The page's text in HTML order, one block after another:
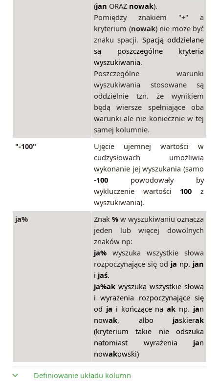
(jan ORAZ nowak).
Pomiędzy znakiem "+" a
kryterium (nowak) nie może być
znaku spacji. Spacją oddzielane
są poszczególne kryteria
wyszukiwania.
Poszczególne warunki
wyszukiwania stosowane są
oddzielnie tzn. że wynikiem
będą wiersze spełniające oba
warunki ale nie koniecznie w tej
samej kolumnie.
"-100"
Ujęcie ujemnej wartości w
cudzysłowach umożliwia
wykonanie jej wyszukania (samo
-100 powodowały by
wykluczenie wartości 100 z
wyszukiwania).
ja%
Znak % w wyszukiwaniu oznacza
jeden lub więcej dowolnych
znaków np:
ja% wyszuka wszystkie słowa
rozpoczynające się od ja np. jan
i jaś.
ja%ak wyszuka wszystkie słowa
i wyrażenia rozpoczynające się
od ja i kończące naak np. jan
nowak, albo jaskierak
(kryterium takie nie odszuka
natomiast wyrażenia jan
nowakowski)
Definiowanie układu kolumn